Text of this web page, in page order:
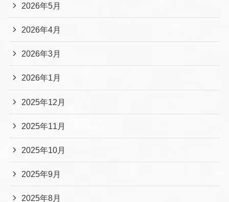
2026年5月
2026年4月
2026年3月
2026年1月
2025年12月
2025年11月
2025年10月
2025年9月
2025年8月